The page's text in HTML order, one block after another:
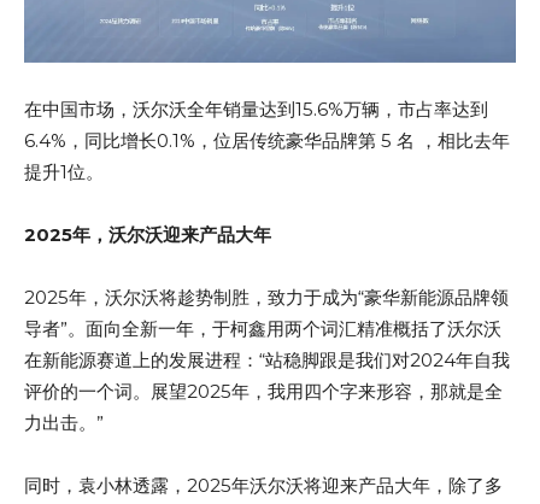
在中国市场，沃尔沃全年销量达到15.6%万辆，市占率达到
6.4%，同比增长0.1%，位居传统豪华品牌第 5 名 ，相比去年
提升1位。
2025年，沃尔沃迎来产品大年
2025年，沃尔沃将趁势制胜，致力于成为“豪华新能源品牌领
导者”。面向全新一年，于柯鑫用两个词汇精准概括了沃尔沃
在新能源赛道上的发展进程：“站稳脚跟是我们对2024年自我
评价的一个词。展望2025年，我用四个字来形容，那就是全
力出击。”
同时，袁小林透露，2025年沃尔沃将迎来产品大年，除了多